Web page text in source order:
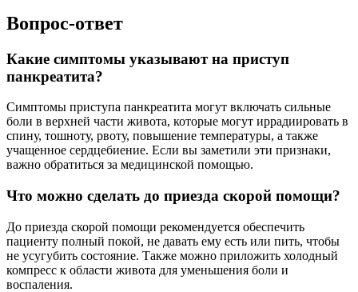
Вопрос-ответ
Какие симптомы указывают на приступ
панкреатита?
Симптомы приступа панкреатита могут включать сильные
боли в верхней части живота, которые могут иррадиировать в
спину, тошноту, рвоту, повышение температуры, а также
учащенное сердцебиение. Если вы заметили эти признаки,
важно обратиться за медицинской помощью.
Что можно сделать до приезда скорой помощи?
До приезда скорой помощи рекомендуется обеспечить
пациенту полный покой, не давать ему есть или пить, чтобы
не усугубить состояние. Также можно приложить холодный
компресс к области живота для уменьшения боли и
воспаления.